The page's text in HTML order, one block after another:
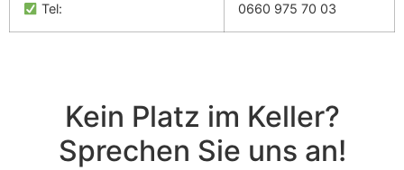
Tel: 0660 975 70 03
Kein Platz im Keller?
Sprechen Sie uns an!